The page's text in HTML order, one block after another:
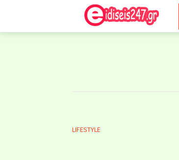
Ξερόλας
LIFESTYLE